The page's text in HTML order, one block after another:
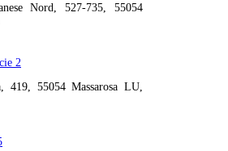
Nord, 527-735, 55054
2
419, 55054 Massarosa LU,